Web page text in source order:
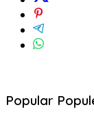
Popular